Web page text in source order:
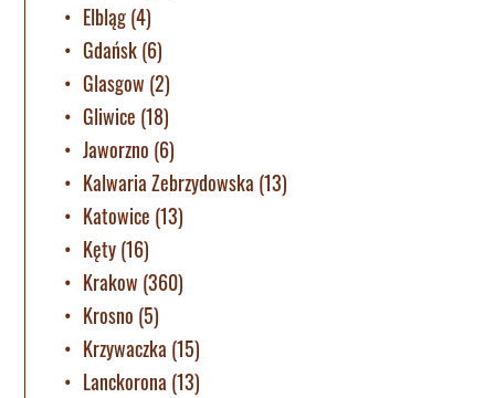
Elbląg(4)
Gdańsk(6)
Glasgow (2)
Gliwice (18)
Jaworzno (6)
Kalwaria Zebrzydowska (13)
Katowice (13)
Kęty(16)
Krakow (360)
Krosno (5)
Krzywaczka (15)
Lanckorona (13)